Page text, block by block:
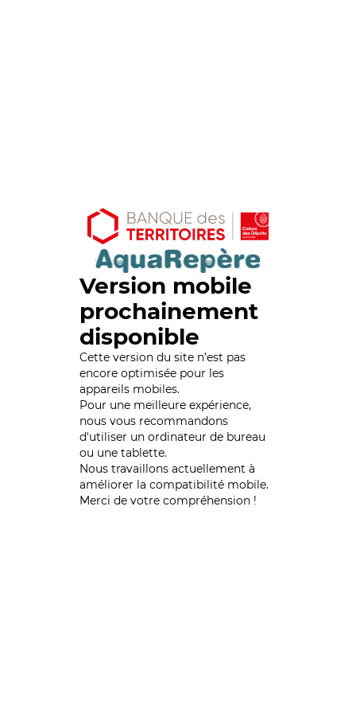
Version mobile
prochainement
disponible
Cette version du site n’est pas
encore optimisée pour les
appareils mobiles.
Pour une meilleure expérience,
nous vous recommandons
d'utiliser un ordinateur de bureau
ou une tablette.
Nous travaillons actuellement à
améliorer la compatibilité mobile.
Merci de votre compréhension !